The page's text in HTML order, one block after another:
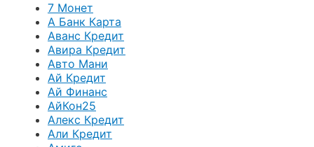
7 Монет
А Банк Карта
Аванс Кредит
Авира Кредит
Авто Мани
Ай Кредит
Ай Финанс
АйКон25
Алекс Кредит
Али Кредит